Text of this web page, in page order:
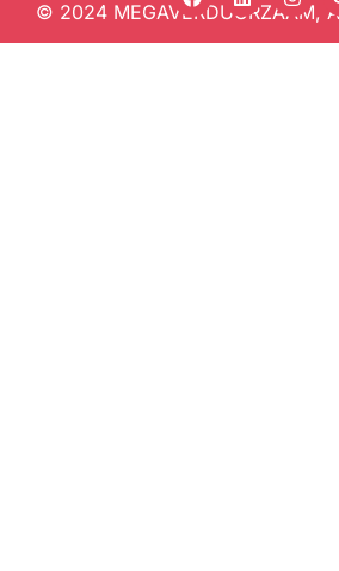
© 2024 MEGAVERDUURZAAM,